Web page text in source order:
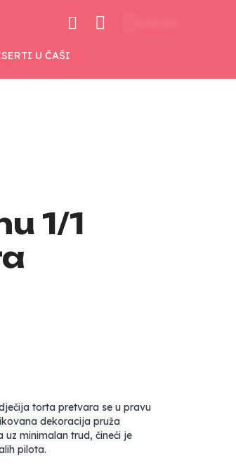
U ČAŠI
1/1
torta pretvara se u pravu
dekoracija pruža
minimalan trud, čineći je
pilota.